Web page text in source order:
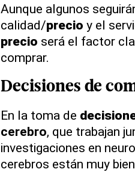
Aunque algunos
calidad/precio y el
precio será el factor
comprar.
Decisiones de
En la toma de
cerebro, que trabajan
investigaciones en
cerebros están muy